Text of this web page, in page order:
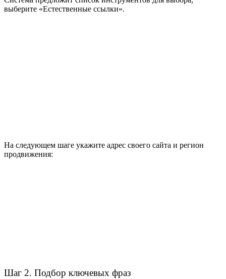
выберите «Естественные ссылки».
На следующем шаге укажите адрес своего сайта и регион
продвижения:
Шаг 2. Подбор ключевых фраз